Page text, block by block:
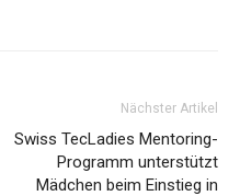
Nächster Artikel
Swiss TecLadies Mentoring-
Programm unterstützt
Mädchen beim Einstieg in